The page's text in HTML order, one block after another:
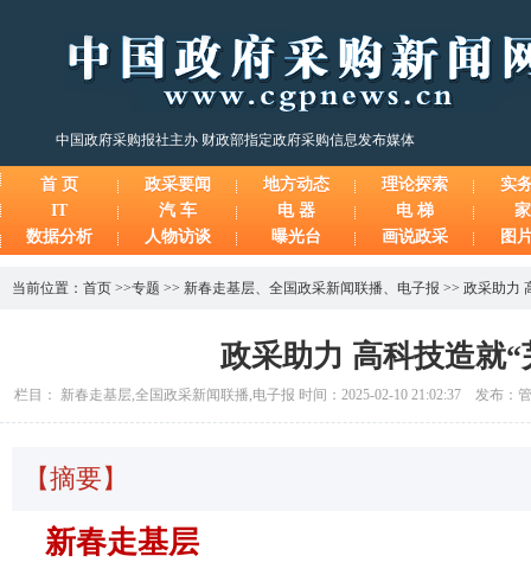
中国政府采购报社主办 财政部指定政府采购信息发布媒体
首 页 政采要闻 地方动态 理论探索
实
IT
汽 车 电 器 电 梯
数据分析
人物访谈 曝光台 画说政采 图
当前位置： 首页 >>专题 >> 新春走基层、 全国政采新闻联播、 电子报 >> 政采助力
政采助力 高科技造就“
栏目： 新春走基层,全国政采新闻联播,电子报 时间：2025-02-10 21:02:37 发布：
【摘要】
新春走基层